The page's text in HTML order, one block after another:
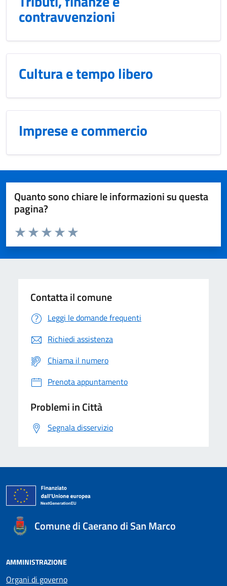
contravvenzioni
Cultura e tempo libero
Imprese e commercio
Quanto sono chiare le informazioni su questa
pagina?
Domanda
Valuta da 1 a 5 stelle la pagina
Valuta 5 stelle su 5
Valuta 4 stelle su 5
Valuta 3 stelle su 5
Valuta 2 stelle su 5
Valuta 1 stelle su 5
Contatta il comune
Leggi le domande frequenti
Richiedi assistenza
Chiama il numero
Prenota appuntamento
Problemi in Città
Segnala disservizio
Comune di Caerano di San Marco
AMMINISTRAZIONE
Organi di governo